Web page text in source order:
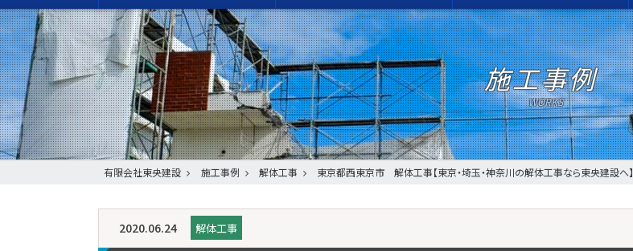
施工事例
有限会社東央建設 施工事例 解体工事 東京都西東京市 解体工事【東京・埼玉・神奈川の解体工事なら東央建設へ】
2020.06.24 解体工事